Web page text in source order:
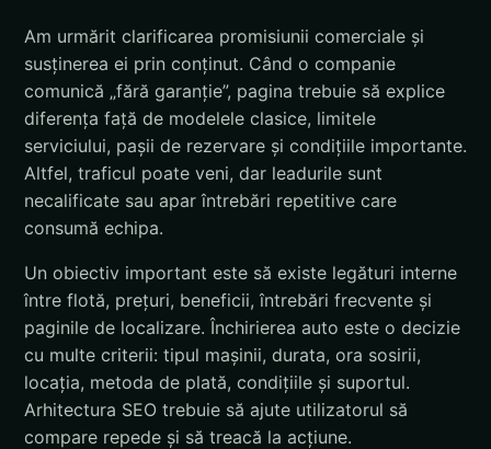
Am urmărit clarificarea promisiunii comerciale și
susținerea ei prin conținut. Când o companie
comunică „fără garanție”, pagina trebuie să explice
diferența față de modelele clasice, limitele
serviciului, pașii de rezervare și condițiile importante.
Altfel, traficul poate veni, dar leadurile sunt
necalificate sau apar întrebări repetitive care
consumă echipa.
Un obiectiv important este să existe legături interne
între flotă, prețuri, beneficii, întrebări frecvente și
paginile de localizare. Închirierea auto este o decizie
cu multe criterii: tipul mașinii, durata, ora sosirii,
locația, metoda de plată, condițiile și suportul.
Arhitectura SEO trebuie să ajute utilizatorul să
compare repede și să treacă la acțiune.